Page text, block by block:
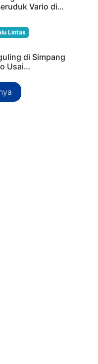
Vario di…
Lintas
di Simpang
Usai…